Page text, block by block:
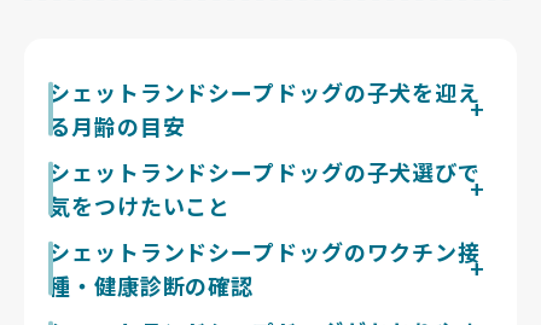
シェットランドシープドッグの子犬を迎え
る月齢の目安
シェットランドシープドッグの子犬を迎える月齢は、生
後2か月以降が目安です。この犬種は音や動くものによ
く気づき、それを声で知らせようとします。子犬のうち
に、暮らしの音や知らない人にどれくらい触れたかで、
その後の警戒の強さや吠え方が変わってきます。ですか
ら、子犬をどんな場所で、どんな音のなかで育てている
シェットランドシープドッグの子犬選びで
気をつけたいこと
Breeder Familiesは18の評価基準で「見た目より健康
を優先」「犬種標準の順守」を求め、合格率10%未満
の審査を通過したブリーダーだけを掲載しています。シ
ェットランドシープドッグは華やかな見た目に目が向き
シェットランドシープドッグのワクチン接
種・健康診断の確認